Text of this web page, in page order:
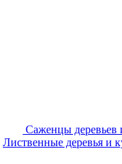
Саженцы деревьев
Лиственные деревья и